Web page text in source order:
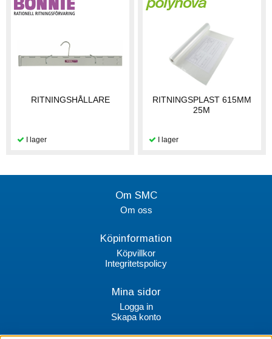
RITNINGSHÅLLARE
RITNINGSPLAST 615MM
25M
Om SMC
Om oss
Köpinformation
Köpvillkor
Integritetspolicy
Mina sidor
Logga in
Skapa konto